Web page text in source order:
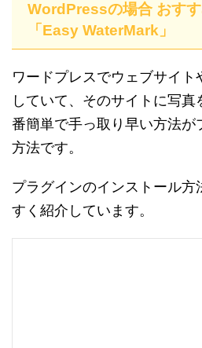
WordPressの場合 おす
「Easy WaterMark」
ワードプレスでウェブサイト
していて、そのサイトに写
番簡単で手っ取り早い方法が
方法です。
プラグインのインストール方
すく紹介しています。